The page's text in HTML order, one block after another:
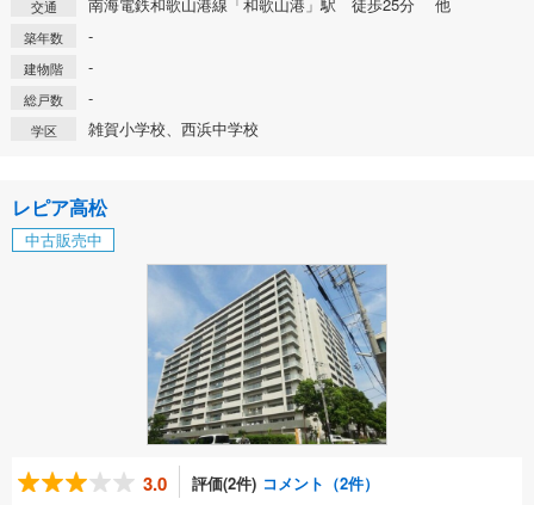
交通
築年数 -
建物階 -
総戸数 -
学区 雑賀小学校、西浜中学校
レピア高松
中古販売中
3.0 評価(2件) コメント（2件）